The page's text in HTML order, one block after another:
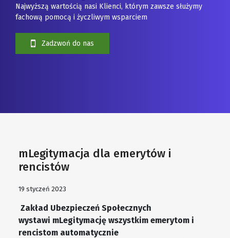
Najwyższą wartością nasi Klienci, którym zawsze służymy
fachową pomocą i życzliwym wsparciem
Zadzwoń do nas
mLegitymacja dla emerytów i
rencistów
19 styczeń 2023
Zakład Ubezpieczeń Społecznych
wystawi mLegitymację wszystkim emerytom i
rencistom automatycznie